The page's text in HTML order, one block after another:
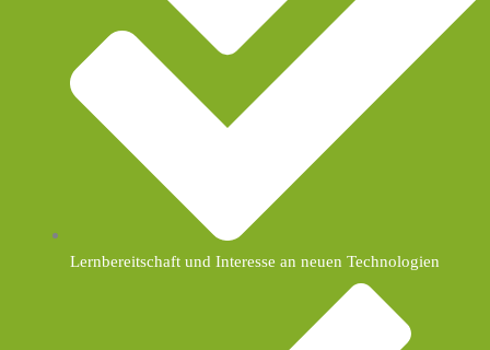
Lernbereitschaft und Interesse an neuen Technologien